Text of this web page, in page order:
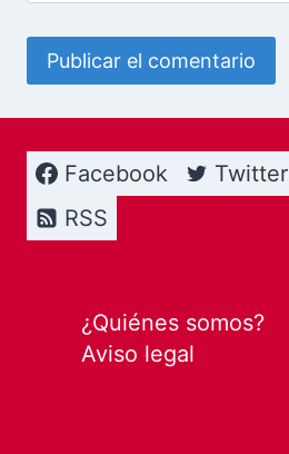
Facebook Twitter
RSS
¿Quiénes somos?
Aviso legal